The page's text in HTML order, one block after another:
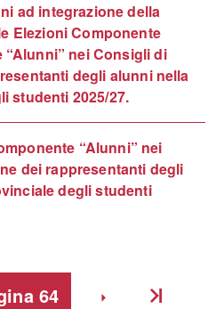
ad integrazione della
Elezioni Componente
“Alunni” nei Consigli di
degli alunni nella
studenti 2025/27.
“Alunni” nei
dei rappresentanti degli
degli studenti
64 Avanti